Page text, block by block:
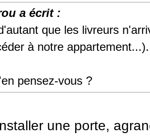
a écrit :
que les livreurs
à notre
pensez-vous ?
une porte,